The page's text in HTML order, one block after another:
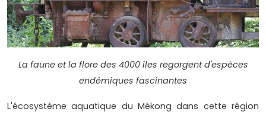
La faune et la flore des 4000 îles regorgent d'espèces
endémiques fascinantes
L'écosystème aquatique du Mékong dans cette région